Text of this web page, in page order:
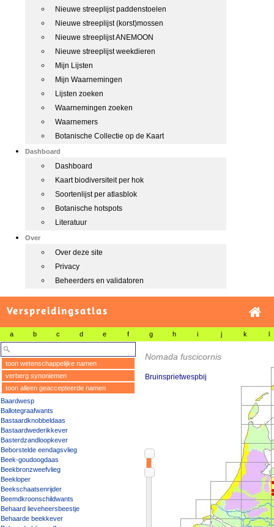
Nieuwe streeplijst paddenstoelen
Nieuwe streeplijst (korst)mossen
Nieuwe streeplijst ANEMOON
Nieuwe streeplijst weekdieren
Mijn Lijsten
Mijn Waarnemingen
Lijsten zoeken
Waarnemingen zoeken
Waarnemers
Botanische Collectie op de Kaart
Dashboard
Dashboard
Kaart biodiversiteit per hok
Soortenlijst per atlasblok
Botanische hotspots
Literatuur
Over
Over deze site
Privacy
Beheerders en validatoren
Verspreidingsatlas
a b c d e f g h i j k l
toon wetenschappelijke namen
verberg synoniemen
toon alleen geaccepteerde namen
Baardwesp
Ballotegraafwants
Bastaardknobbeldaas
Bastaardwederikkever
Basterdzandloopkever
Beborstelde eendagsvlieg
Beek-goudoogdaas
Beekbronzweefvlieg
Beekloper
Beekschaatsenrijder
Beemdkroonschildwants
Behaard lieveheersbeestje
Behaarde beekkever
Nomada fuscicornis
Bruinsprietwespbij